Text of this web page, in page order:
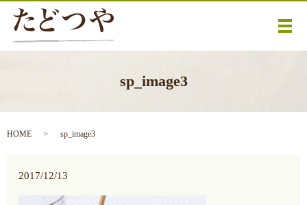
メ
sp_image3
HOME sp_image3
2017/12/13